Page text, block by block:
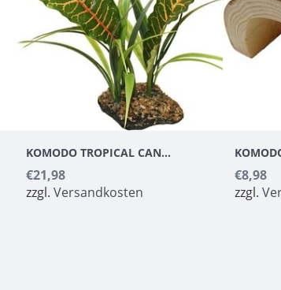
KOMODO TROPICAL CANOPY
€21,98
zzgl. Versandkosten
€8,98
zzgl.